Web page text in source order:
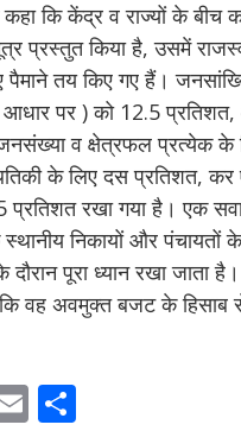
कहा कि केंद्र व राज्यों के बीच
प्रस्तुत किया है, उसमें
पैमाने तय किए गए हैं।
पर ) को 12.5
व क्षेत्रफल प्रत्येक के
के लिए दस प्रतिशत, कर
प्रतिशत रखा गया है। एक
स्थानीय निकायों और पंचायतों
पूरा ध्यान रखा जाता है।
कि वह अवमुक्त बजट के
E